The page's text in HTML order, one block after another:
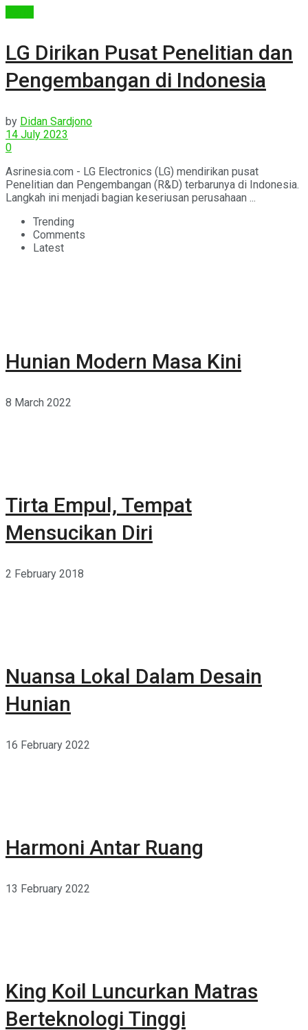
LG Dirikan Pusat Penelitian dan
Pengembangan di Indonesia
by Didan Sardjono
14 July 2023
0
Asrinesia.com - LG Electronics (LG) mendirikan pusat
Penelitian dan Pengembangan (R&D) terbarunya di Indonesia.
Langkah ini menjadi bagian keseriusan perusahaan ...
Trending
Comments
Latest
Hunian Modern Masa Kini
8 March 2022
Tirta Empul, Tempat
Mensucikan Diri
2 February 2018
Nuansa Lokal Dalam Desain
Hunian
16 February 2022
Harmoni Antar Ruang
13 February 2022
King Koil Luncurkan Matras
Berteknologi Tinggi